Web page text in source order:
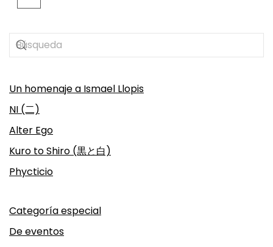
Un homenaje a Ismael Llopis
NI (二)
Alter Ego
Kuro to Shiro (黒と白)
Phycticio
Categoría especial
De eventos